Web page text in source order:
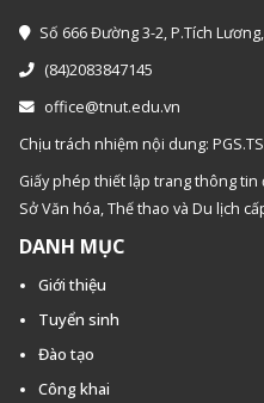
Số 666 Đường 3-2, P.Tích
(84)2083847145
office@tnut.edu.vn
Chịu trách nhiệm nội dung:
Giấy phép thiết lập trang thông
Sở Văn hóa, Thế thao và Du lịch
DANH MỤC
Giới thiệu
Tuyển sinh
Đào tạo
Công khai